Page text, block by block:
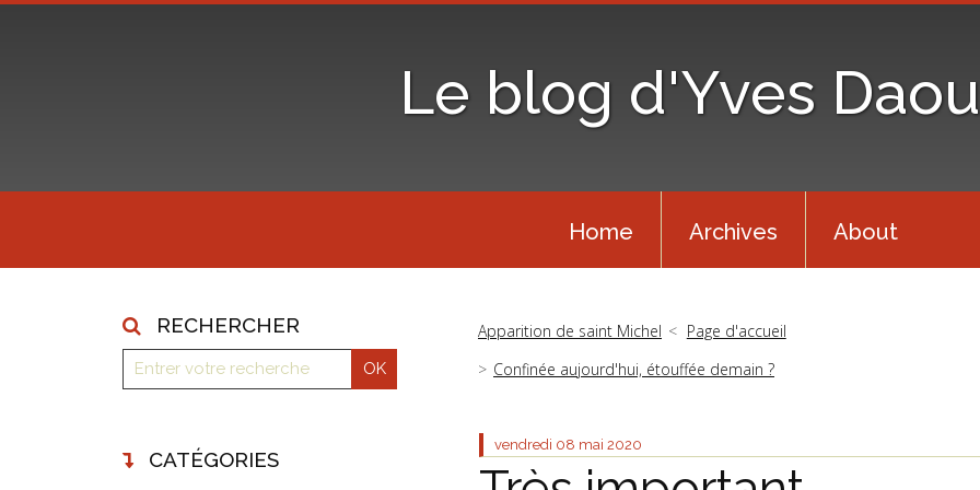
Le blog d'Yves
Home Archives About
RECHERCHER
CATÉGORIES
Apparition de saint Michel
Page d'accueil
Confinée aujourd'hui, étouffée demain ?
vendredi 08 mai 2020